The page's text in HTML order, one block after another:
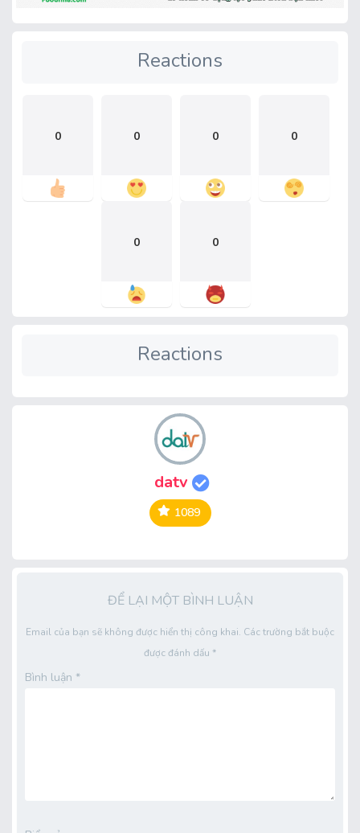
Reactions
0 0 0 0
0 0
Reactions
datv
1089
ĐỂ LẠI MỘT BÌNH LUẬN
Email của bạn sẽ không được hiển thị công khai. Các trường bắt buộc
được đánh dấu *
Bình luận *